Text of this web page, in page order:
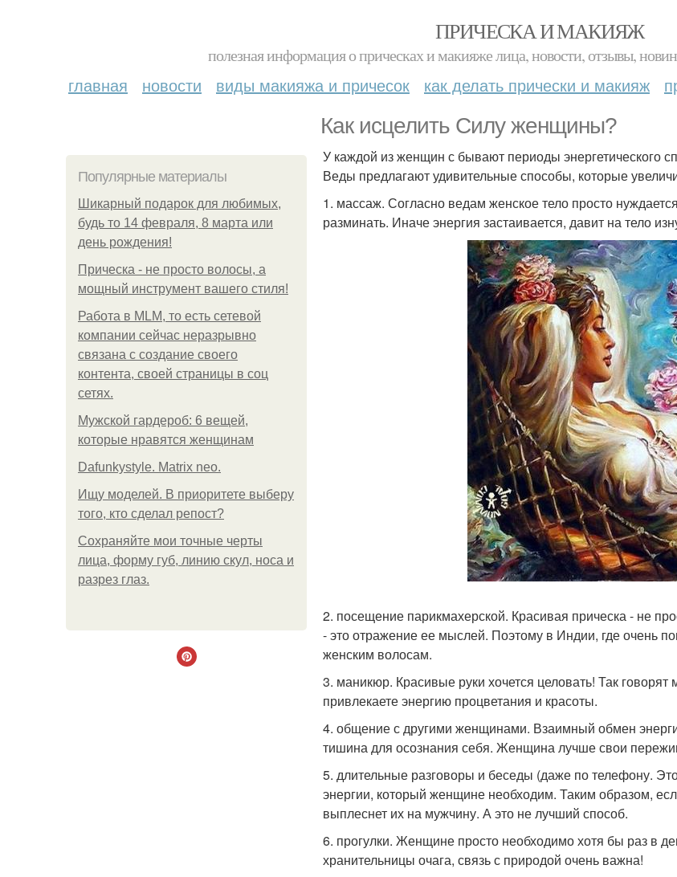
ПРИЧЕСКА И МАКИЯЖ
полезная информация о прическах и макияже лица, новости, отзывы,
главная новости виды макияжа и причесок как делать прически и макияж
Как исцелить Силу женщины?
Популярные материалы
Шикарный подарок для любимых,
будь то 14 февраля, 8 марта или
день рождения!
Прическа - не просто волосы, а
мощный инструмент вашего стиля!
Работа в MLM, то есть сетевой
компании сейчас неразрывно
связана с создание своего
контента, своей страницы в соц
сетях.
Мужской гардероб: 6 вещей,
которые нравятся женщинам
Dafunkystyle. Matrix neo.
Ищу моделей. В приоритете выберу
того, кто сделал репост?
Сохраняйте мои точные черты
лица, форму губ, линию скул, носа и
разрез глаз.
У каждой из женщин с бывают периоды энергетического
Веды предлагают удивительные способы, которые
1. массаж. Согласно ведам женское тело просто
разминать. Иначе энергия застаивается, давит на тело
2. посещение парикмахерской. Красивая прическа - не
- это отражение ее мыслей. Поэтому в Индии, где очень
женским волосам.
3. маникюр. Красивые руки хочется целовать! Так
привлекаете энергию процветания и красоты.
4. общение с другими женщинами. Взаимный обмен
тишина для осознания себя. Женщина лучше свои
5. длительные разговоры и беседы (даже по телефону.
энергии, который женщине необходим. Таким образом,
выплеснет их на мужчину. А это не лучший способ.
6. прогулки. Женщине просто необходимо хотя бы раз в
хранительницы очага, связь с природой очень важна!